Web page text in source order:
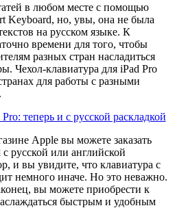
в любом месте с помощью
Keyboard, но, увы, она не была
на русском языке. К
времени для того, чтобы
разных стран насладиться
Чехол-клавиатура для iPad Pro
для работы с разными
Apple вы можете заказать
русской или английской
и вы увидите, что клавиатура с
немного иначе. Но это неважно.
вы можете приобрести к
быстрым и удобным